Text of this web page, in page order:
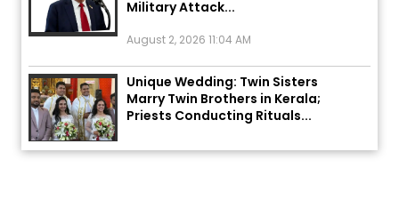
Unique Wedding: Twin Sisters
Marry Twin Brothers in Kerala;
Priests Conducting Rituals...